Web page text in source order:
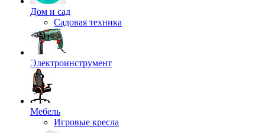
Дом и сад
Садовая техника
Электроинструмент
Мебель
Игровые кресла